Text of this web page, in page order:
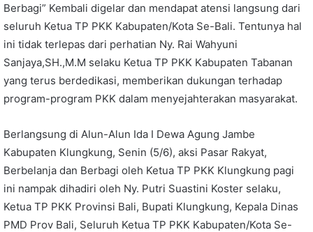
Berbagi” Kembali digelar dan mendapat atensi langsung dari
seluruh Ketua TP PKK Kabupaten/Kota Se-Bali. Tentunya hal
ini tidak terlepas dari perhatian Ny. Rai Wahyuni
Sanjaya,SH.,M.M selaku Ketua TP PKK Kabupaten Tabanan
yang terus berdedikasi, memberikan dukungan terhadap
program-program PKK dalam menyejahterakan masyarakat.
Berlangsung di Alun-Alun Ida I Dewa Agung Jambe
Kabupaten Klungkung, Senin (5/6), aksi Pasar Rakyat,
Berbelanja dan Berbagi oleh Ketua TP PKK Klungkung pagi
ini nampak dihadiri oleh Ny. Putri Suastini Koster selaku,
Ketua TP PKK Provinsi Bali, Bupati Klungkung, Kepala Dinas
PMD Prov Bali, Seluruh Ketua TP PKK Kabupaten/Kota Se-